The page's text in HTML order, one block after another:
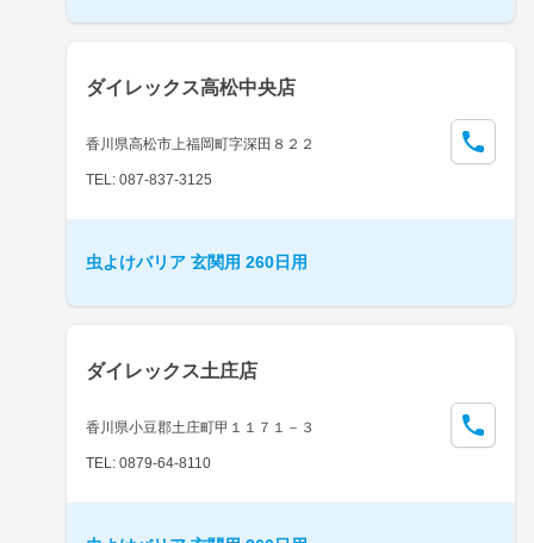
ダイレックス高松中央店
香川県高松市上福岡町字深田８２２
TEL: 087-837-3125
虫よけバリア 玄関用 260日用
ダイレックス土庄店
香川県小豆郡土庄町甲１１７１－３
TEL: 0879-64-8110